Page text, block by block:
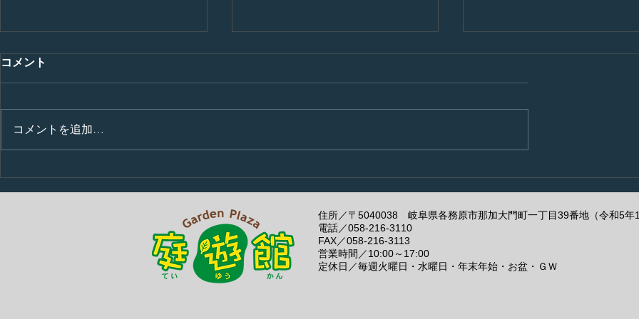
かに
が・・・
コメント
コメントを追加…
住所／〒5040038 岐阜県各務原市那加大門町一丁目39番地（令和5年
電話／058-216-3110
FAX／058-216-3113
営業時間／10:00～17:00
定休日／毎週火曜日・水曜日・年末年始・お盆・ＧＷ